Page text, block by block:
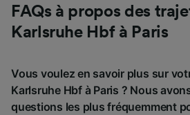
FAQs à propos des
Karlsruhe Hbf à Paris
Vous voulez en savoir plus sur
Karlsruhe Hbf à Paris ? Nous
questions les plus fréquemment